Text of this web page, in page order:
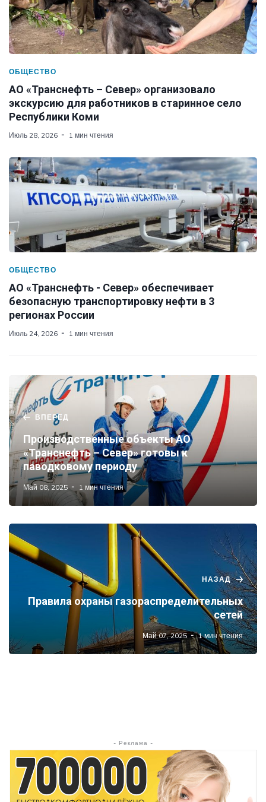
ОБЩЕСТВО
АО «Транснефть – Север» организовало
экскурсию для работников в старинное село
Республики Коми
Июль 28, 2026 1 мин чтения
ОБЩЕСТВО
АО «Транснефть - Север» обеспечивает
безопасную транспортировку нефти в 3
регионах России
Июль 24, 2026 1 мин чтения
ВПЕРЕД
Производственные объекты АО
«Транснефть – Север» готовы к
паводковому периоду
Май 08, 2025 1 мин чтения
НАЗАД
Правила охраны газораспределительных
сетей
Май 07, 2025 1 мин чтения
- Реклама -